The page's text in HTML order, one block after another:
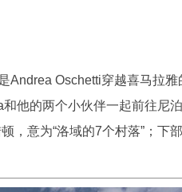
Andrea Oschetti穿越喜马拉雅
他的两个小伙伴一起前往尼
，意为“洛域的7个村落”；下